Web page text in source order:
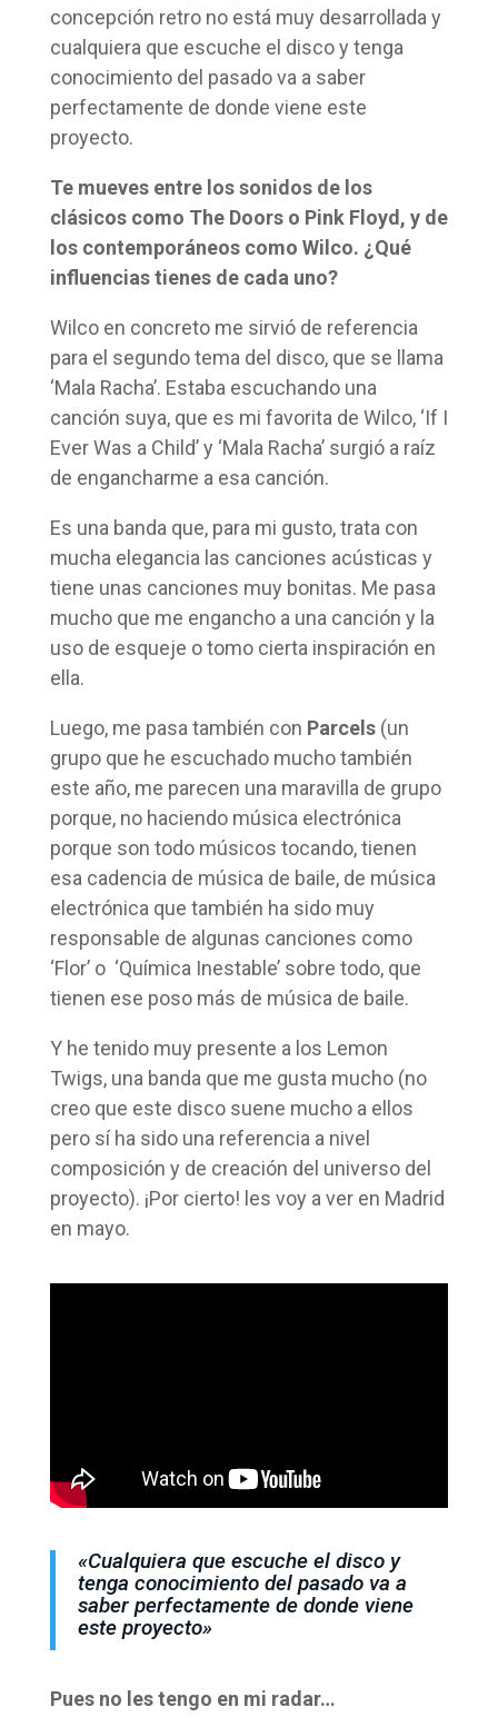
concepción retro no está muy desarrollada y
cualquiera que escuche el disco y tenga
conocimiento del pasado va a saber
perfectamente de donde viene este
proyecto.
Te mueves entre los sonidos de los
clásicos como The Doors o Pink Floyd, y de
los contemporáneos como Wilco. ¿Qué
influencias tienes de cada uno?
Wilco en concreto me sirvió de referencia
para el segundo tema del disco, que se llama
‘Mala Racha’. Estaba escuchando una
canción suya, que es mi favorita de Wilco, ‘If I
Ever Was a Child’ y ‘Mala Racha’ surgió a raíz
de engancharme a esa canción.
Es una banda que, para mi gusto, trata con
mucha elegancia las canciones acústicas y
tiene unas canciones muy bonitas. Me pasa
mucho que me engancho a una canción y la
uso de esqueje o tomo cierta inspiración en
ella.
Luego, me pasa también con Parcels(un
grupo que he escuchado mucho también
este año, me parecen una maravilla de grupo
porque, no haciendo música electrónica
porque son todo músicos tocando, tienen
esa cadencia de música de baile, de música
electrónica que también ha sido muy
responsable de algunas canciones como
‘Flor’ o ‘Química Inestable’ sobre todo, que
tienen ese poso más de música de baile.
Y he tenido muy presente a los Lemon
Twigs, una banda que me gusta mucho (no
creo que este disco suene mucho a ellos
pero sí ha sido una referencia a nivel
composición y de creación del universo del
proyecto). ¡Por cierto! les voy a ver en Madrid
en mayo.
«Cualquiera que escuche el disco y
tenga conocimiento del pasado va a
saber perfectamente de donde viene
este proyecto»
Pues no les tengo en mi radar…